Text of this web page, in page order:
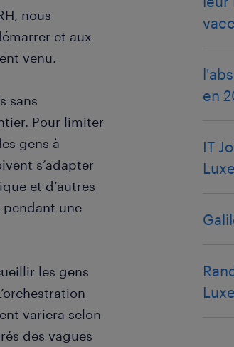
nous
et aux
venu.
sans
Pour limiter
gens à
s’adapter
et d’autres
une
les gens
variera selon
des vagues
en
IT